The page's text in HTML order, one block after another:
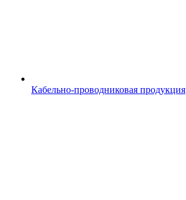
Кабельно-проводниковая продукция